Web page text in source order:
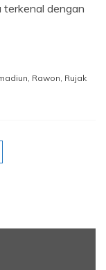
terkenal dengan
Rawon Rujak